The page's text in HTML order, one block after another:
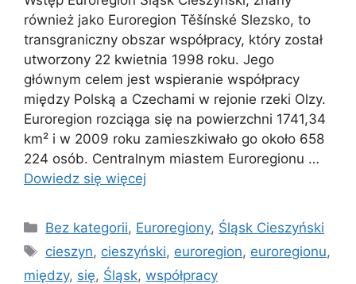
również jako Euroregion Těšínské Slezsko, to
transgraniczny obszar współpracy, który został
utworzony 22 kwietnia 1998 roku. Jego
głównym celem jest wspieranie współpracy
między Polską a Czechami w rejonie rzeki Olzy.
Euroregion rozciąga się na powierzchni 1741,34
km² i w 2009 roku zamieszkiwało go około 658
224 osób. Centralnym miastem Euroregionu …
Dowiedz się więcej
Kategorie
Bez kategorii, Euroregiony, Śląsk Cieszyński
Tagi
cieszyn, cieszyński, euroregion, euroregionu,
między, się, Śląsk, współpracy